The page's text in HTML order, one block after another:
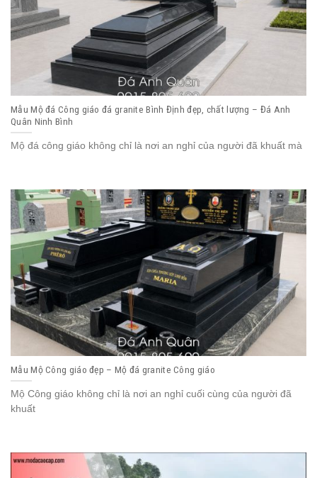
Mẫu Mộ đá Công giáo đá granite Bình Định đẹp, chất lượng – Đá Anh
Quân Ninh Bình
Mộ đá công giáo không chỉ là nơi an nghỉ của người đã khuất mà
Mẫu Mộ Công giáo đẹp – Mộ đá granite Công giáo
Mộ Công giáo không chỉ là nơi an nghỉ cuối cùng của người đã
khuất